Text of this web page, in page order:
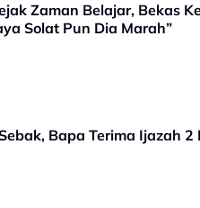
Zaman Belajar, Bekas
Solat Pun Dia Marah”
Bapa Terima Ijazah